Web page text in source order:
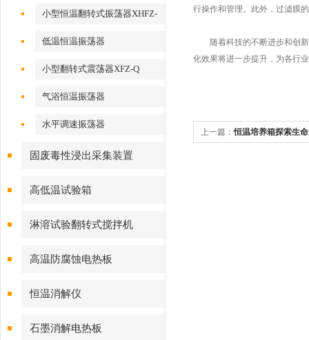
小型恒温翻转式振荡器XHFZ-
低温恒温振荡器
小型翻转式震荡器XFZ-Q
气浴恒温振荡器
水平调速振荡器
固废毒性浸出采集装置
高低温试验箱
淋溶试验翻转式搅拌机
高温防腐蚀电热板
恒温消解仪
石墨消解电热板
行操作和管理。此外，过滤膜
随着科技的不断进步和创新
化效果将进一步提升，为各行
上一篇：恒温培养箱探索生